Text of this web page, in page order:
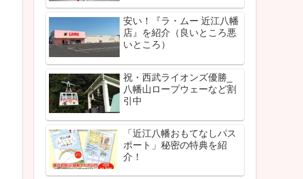
安い！『ラ・ムー 近江八幡
店』を紹介（良いところ悪
いところ）
祝・西武ライオンズ優勝_
八幡山ロープウェーなど割
引中
「近江八幡おもてなしパス
ポート」秘密の特典を紹
介！